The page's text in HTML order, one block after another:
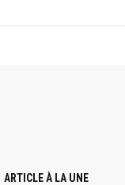
ARTICLE À LA UNE